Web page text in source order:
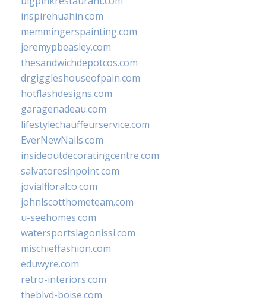
inspirehuahin.com
memmingerspainting.com
jeremypbeasley.com
thesandwichdepotcos.com
drgiggleshouseofpain.com
hotflashdesigns.com
garagenadeau.com
lifestylechauffeurservice.com
EverNewNails.com
insideoutdecoratingcentre.com
salvatoresinpoint.com
jovialfloralco.com
johnlscotthometeam.com
u-seehomes.com
watersportslagonissi.com
mischieffashion.com
eduwyre.com
retro-interiors.com
theblvd-boise.com